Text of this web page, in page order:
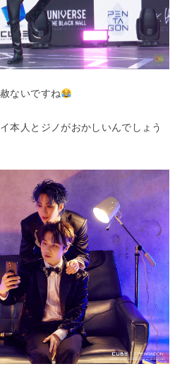
ないですね
本人とジノがおかしいんでしょう